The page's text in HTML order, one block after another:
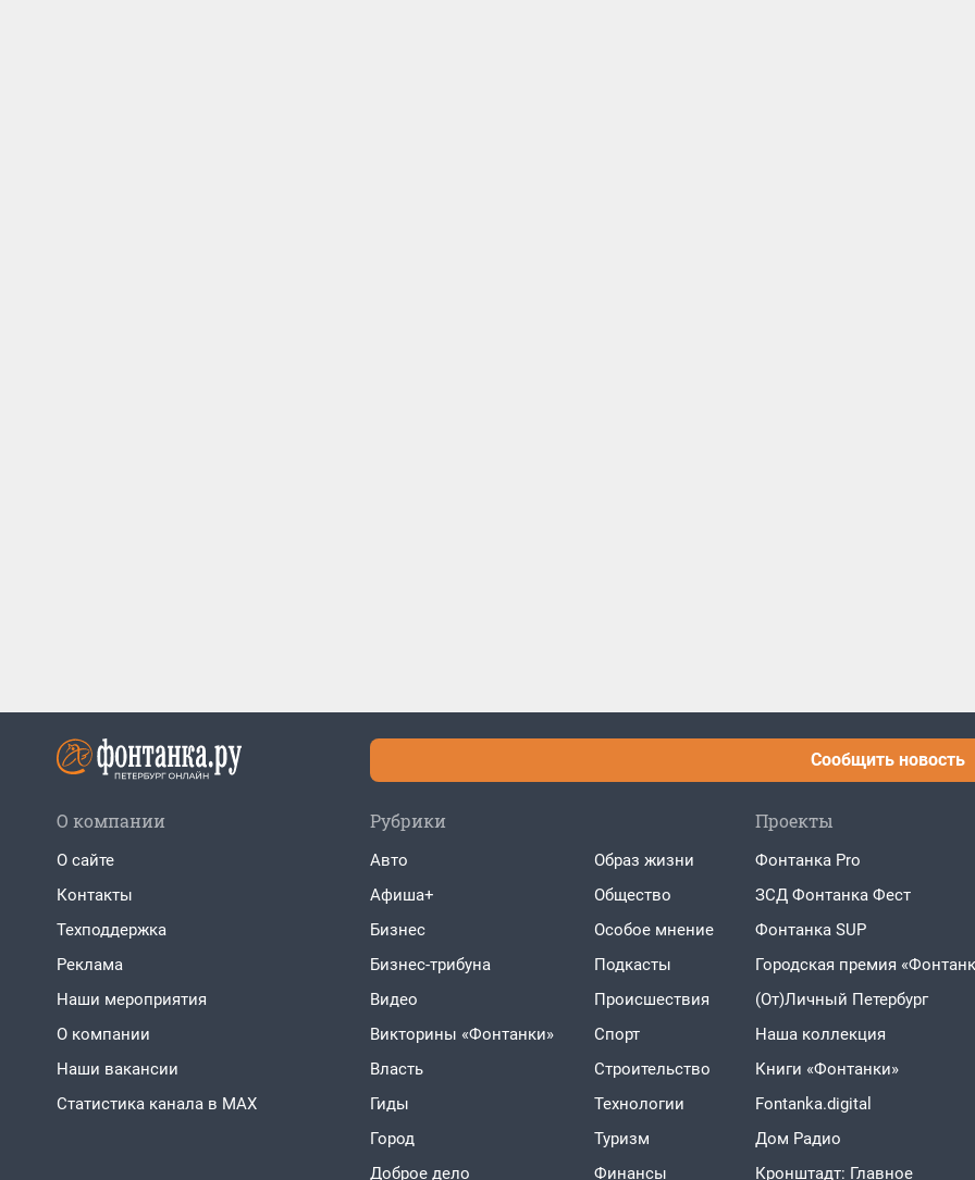
Сообщить новость
О компании
О сайте
Контакты
Техподдержка
Реклама
Наши мероприятия
О компании
Наши вакансии
Статистика канала в MAX
Рубрики
Авто
Афиша+
Бизнес
Бизнес-трибуна
Видео
Викторины «Фонтанки»
Власть
Гиды
Город
Доброе дело
Образ жизни
Общество
Особое мнение
Подкасты
Проиcшествия
Спорт
Строительство
Технологии
Туризм
Финансы
Проекты
Фонтанка Pro
ЗСД Фонтанка Фест
Фонтанка SUP
Городская премия
(От)Личный Петербург
Наша коллекция
Книги «Фонтанки»
Fontanka.digital
Дом Радио
Кронштадт: Главное